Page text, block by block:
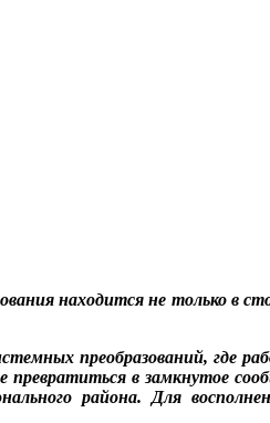
находится не только в
преобразований, где
в замкнутое
района. Для